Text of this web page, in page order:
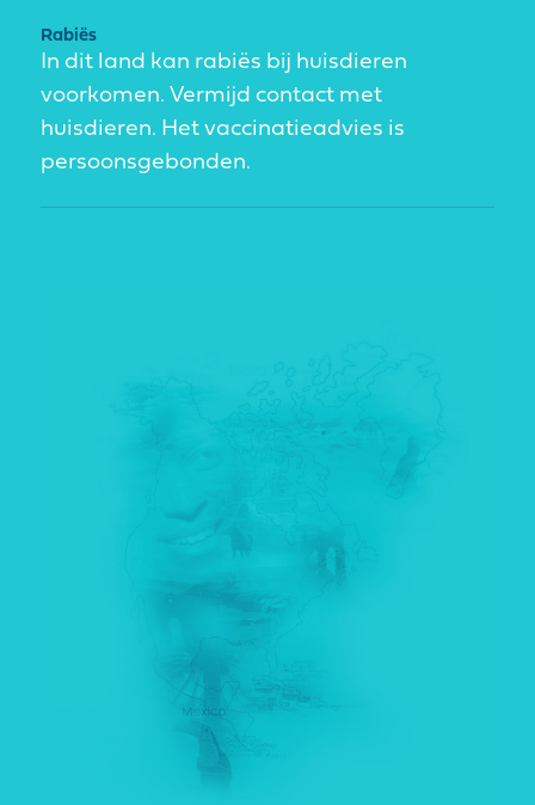
Rabiës
In dit land kan rabiës bij huisdieren
voorkomen. Vermijd contact met
huisdieren. Het vaccinatieadvies is
persoonsgebonden.